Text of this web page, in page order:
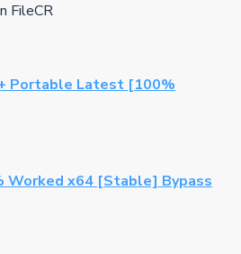
FileCR
Portable Latest [100%
Worked x64 [Stable] Bypass